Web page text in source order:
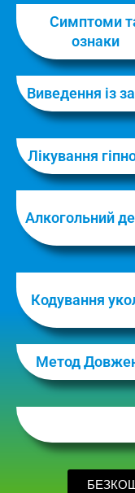
Симптоми
ознаки
Виведення із
Лікування
Алкогольний
Кодування
Метод